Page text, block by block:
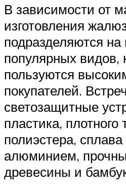
В зависимости от
изготовления
подразделяются на
популярных видов,
пользуются
покупателей.
светозащитные
пластика, плотного
полиэстера,
алюминием,
древесины и